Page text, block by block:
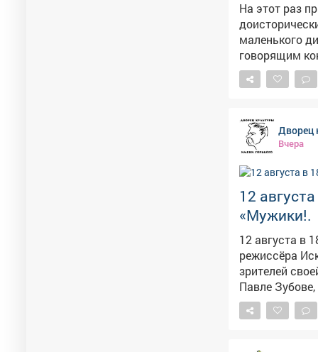
На этот раз
маленького
говорящим
Муромцу и
загадочный
известные
Ромашов, Сергей
Дворец
Вчера
12
«Мужики!.
12 августа в
режиссёра Искры Бабич. Фильм, который
зрителей
Павле
назад он
её смерти
собственной. В фильме также снимались Пётр Глебов, Ирина Иванова, Анатолий